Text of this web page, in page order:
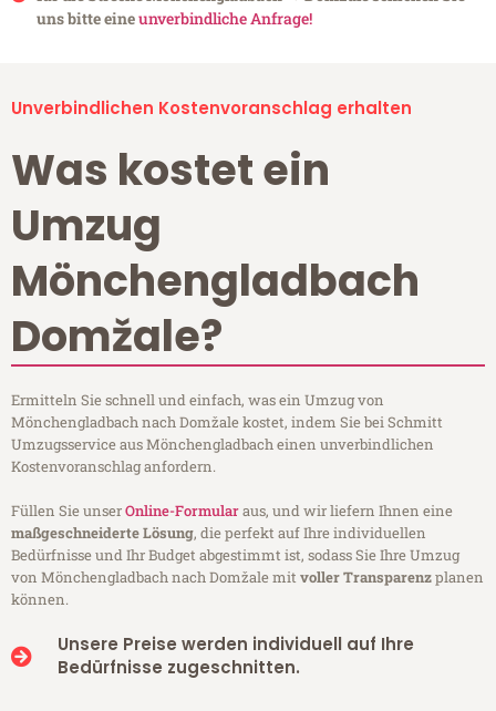
uns bitte eineunverbindliche Anfrage!
Unverbindlichen Kostenvoranschlag erhalten
Was kostet ein
Umzug
Mönchengladbach
Domžale?
Ermitteln Sie schnell und einfach, was ein Umzug von
Mönchengladbach nach Domžale kostet, indem Sie bei Schmitt
Umzugsservice aus Mönchengladbach einen unverbindlichen
Kostenvoranschlag anfordern.
Füllen Sie unserOnline-Formularaus, und wir liefern Ihnen eine
maßgeschneiderte Lösung, die perfekt auf Ihre individuellen
Bedürfnisse und Ihr Budget abgestimmt ist, sodass Sie Ihre Umzug
von Mönchengladbach nach Domžale mitvoller Transparenzplanen
können.
Unsere Preise werden individuell auf Ihre
Bedürfnisse zugeschnitten.